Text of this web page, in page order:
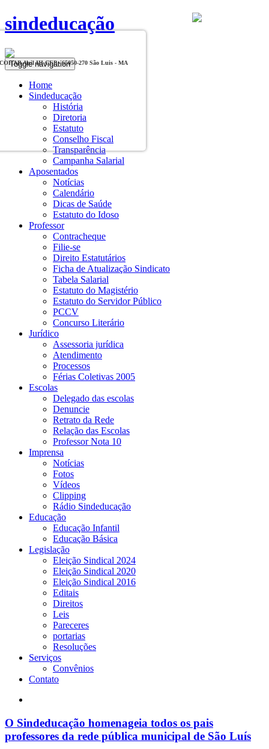
sindeducação
Toggle navigation
Home
Sindeducação
História
Diretoria
Estatuto
Conselho Fiscal
Transparência
Campanha Salarial
Aposentados
Notícias
Calendário
Dicas de Saúde
Estatuto do Idoso
Professor
Contracheque
Filie-se
Direito Estatutários
Ficha de Atualização Sindicato
Tabela Salarial
Estatuto do Magistério
Estatuto do Servidor Público
PCCV
Concurso Literário
Jurídico
Assessoria jurídica
Atendimento
Processos
Férias Coletivas 2005
Escolas
Delegado das escolas
Denuncie
Retrato da Rede
Relação das Escolas
Professor Nota 10
Imprensa
Notícias
Fotos
Vídeos
Clipping
Rádio Sindeducação
Educação
Educação Infantil
Educação Básica
Legislação
Eleição Sindical 2024
Eleição Sindical 2020
Eleição Sindical 2016
Editais
Direitos
Leis
Pareceres
portarias
Resoluções
Serviços
Convênios
Contato
O Sindeducação homenageia todos os pais
professores da rede pública municipal de São Luís
COHAB Anil III CEP - 65050-270 São Luis - MA